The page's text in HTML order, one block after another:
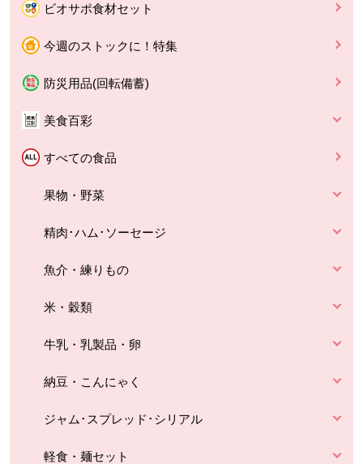
ビオサポ食材セット
今週のストックに！特集
防災用品(回転備蓄)
美食百彩
すべての食品
果物・野菜
精肉･ハム･ソーセージ
魚介・練りもの
米・穀類
牛乳・乳製品・卵
納豆・こんにゃく
ジャム･スプレッド･シリアル
軽食・麺セット